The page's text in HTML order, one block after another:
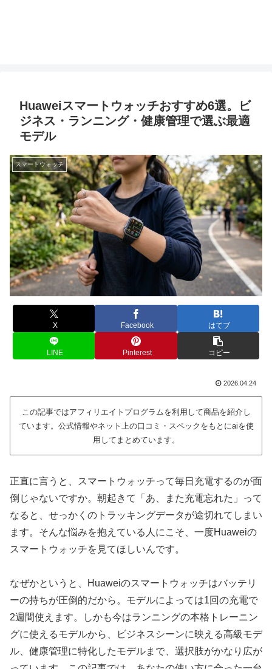
Huaweiスマートウォッチおすすめ6選。ビ
ジネス・ランニング・健康管理で選ぶ最適
モデル
スマートウォッチ
X Facebook はてブ
LINE Pinterest コピー
2026.04.24
この記事ではアフィリエイトプログラムを利用して商品を紹介し
ています。公式情報やネット上の口コミ・スペックをもとにaiを使
用してまとめています。
正直に言うと、スマートウォッチって毎日充電するのが面
倒じゃないですか。朝起きて「あ、また充電忘れた」って
なると、せっかくのトラッキングデータが途切れてしまい
ます。そんな悩みを抱えている人にこそ、一度Huaweiの
スマートウォッチを見てほしいんです。
なぜかというと、Huaweiのスマートウォッチはバッテリ
ーの持ちが圧倒的だから。モデルによっては1回の充電で
2週間使えます。しかも今はランニングの本格トレーニン
グに使えるモデルから、ビジネスシーンに映える高級モデ
ル、健康管理に特化したモデルまで、選択肢がかなり広が